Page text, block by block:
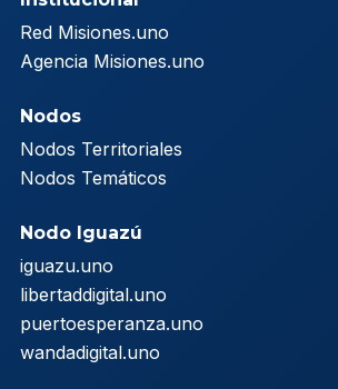
Red Misiones.uno
Agencia Misiones.uno
Nodos
Nodos Territoriales
Nodos Temáticos
Nodo Iguazú
iguazu.uno
libertaddigital.uno
puertoesperanza.uno
wandadigital.uno